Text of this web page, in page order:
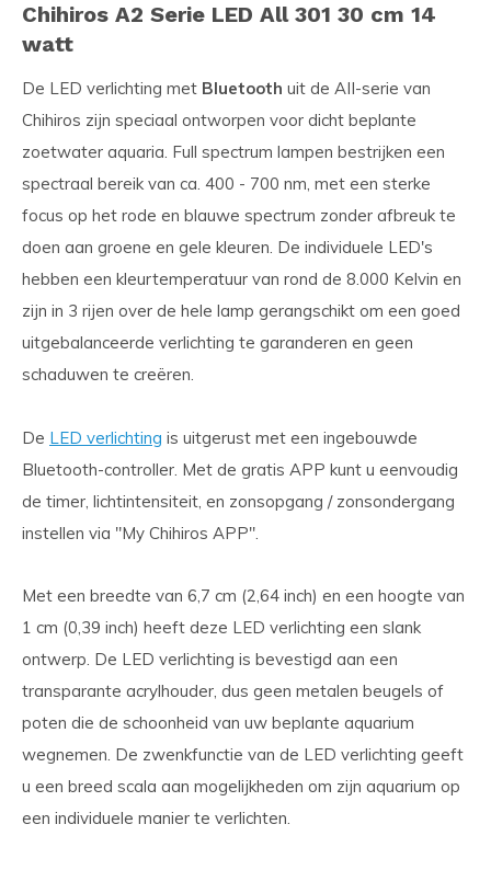
Chihiros A2 Serie LED All 301 30 cm 14
watt
De LED verlichting met Bluetooth uit de AII-serie van
Chihiros zijn speciaal ontworpen voor dicht beplante
zoetwater aquaria. Full spectrum lampen bestrijken een
spectraal bereik van ca. 400 - 700 nm, met een sterke
focus op het rode en blauwe spectrum zonder afbreuk te
doen aan groene en gele kleuren. De individuele LED's
hebben een kleurtemperatuur van rond de 8.000 Kelvin en
zijn in 3 rijen over de hele lamp gerangschikt om een ​​goed
uitgebalanceerde verlichting te garanderen en geen
schaduwen te creëren.
De LED verlichting is uitgerust met een ingebouwde
Bluetooth-controller. Met de gratis APP kunt u eenvoudig
de timer, lichtintensiteit, en zonsopgang / zonsondergang
instellen via "My Chihiros APP".
Met een breedte van 6,7 cm (2,64 inch) en een hoogte van
1 cm (0,39 inch) heeft deze LED verlichting een slank
ontwerp. De LED verlichting is bevestigd aan een
transparante acrylhouder, dus geen metalen beugels of
poten die de schoonheid van uw beplante aquarium
wegnemen. De zwenkfunctie van de LED verlichting geeft
u een breed scala aan mogelijkheden om zijn aquarium op
een individuele manier te verlichten.